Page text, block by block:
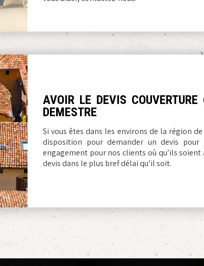
AVOIR LE DEVIS
DEMESTRE
Si vous êtes dans les environs de la région
disposition pour demander un devis
engagement pour nos clients où qu’ils
devis dans le plus bref délai qu’il soit.